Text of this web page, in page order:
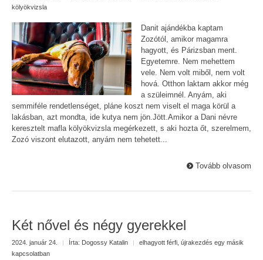
kölyökvizsla
Danit ajándékba kaptam
Zozótól, amikor magamra
hagyott, és Párizsban ment.
Egyetemre. Nem mehettem
vele. Nem volt miből, nem volt
hová. Otthon laktam akkor még
a szüleimnél. Anyám, aki
semmiféle rendetlenséget, pláne koszt nem viselt el maga körül a
lakásban, azt mondta, ide kutya nem jön.Jött.Amikor a Dani névre
keresztelt mafla kölyökvizsla megérkezett, s aki hozta őt, szerelmem,
Zozó viszont elutazott, anyám nem tehetett...
Tovább olvasom
Két nővel és négy gyerekkel
2024. január 24. | Írta: Dogossy Katalin | elhagyott férfi újrakezdés egy másik
kapcsolatban